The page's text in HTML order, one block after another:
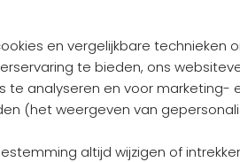
en vergelijkbare technieken
te bieden, ons
te analyseren en voor marketing-
(het weergeven van
altijd wijzigen of